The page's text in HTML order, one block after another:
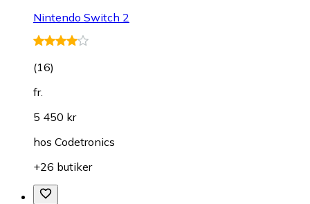
Nintendo Switch 2
(16)
fr.
5 450 kr
hos Codetronics
+26 butiker